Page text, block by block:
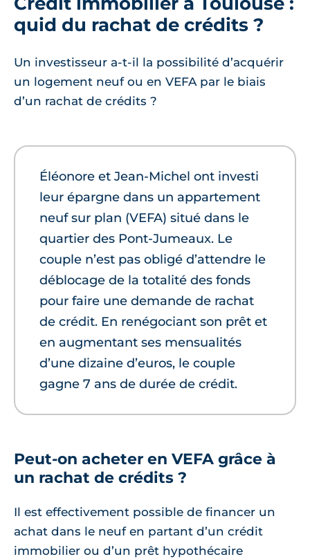
quid du rachat de crédits ?
Un investisseur a-t-il la possibilité d’acquérir
un logement neuf ou en VEFA par le biais
d’un rachat de crédits ?
Éléonore et Jean-Michel ont investi
leur épargne dans un appartement
neuf sur plan (VEFA) situé dans le
quartier des Pont-Jumeaux. Le
couple n’est pas obligé d’attendre le
déblocage de la totalité des fonds
pour faire une demande de rachat
de crédit. En renégociant son prêt et
en augmentant ses mensualités
d’une dizaine d’euros, le couple
gagne 7 ans de durée de crédit.
Peut-on acheter en VEFA grâce à
un rachat de crédits ?
Il est effectivement possible de financer un
achat dans le neuf en partant d’un crédit
immobilier ou d’un prêt hypothécaire